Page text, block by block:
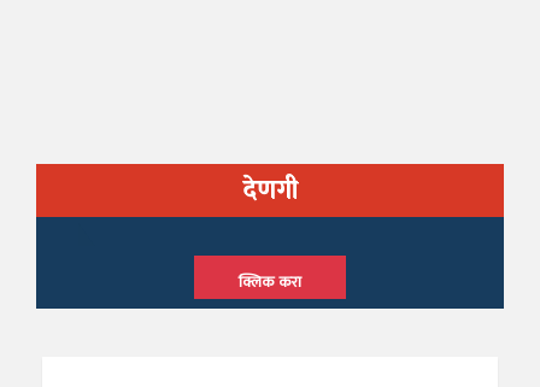
देणगी
क्लिक करा